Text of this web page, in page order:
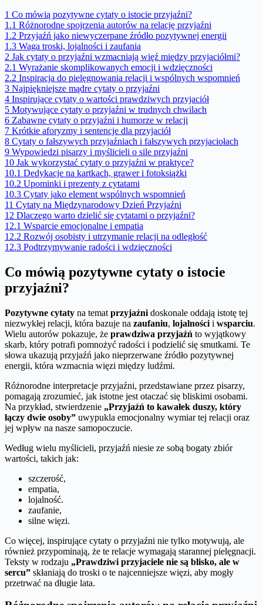
1 Co mówią pozytywne cytaty o istocie przyjaźni?
1.1 Różnorodne spojrzenia autorów na relację przyjaźni
1.2 Przyjaźń jako niewyczerpane źródło pozytywnej energii
1.3 Waga troski, lojalności i zaufania
2 Jak cytaty o przyjaźni wzmacniają więź między przyjaciółmi?
2.1 Wyrażanie skomplikowanych emocji i wdzięczności
2.2 Inspiracja do pielęgnowania relacji i wspólnych wspomnień
3 Najpiękniejsze mądre cytaty o przyjaźni
4 Inspirujące cytaty o wartości prawdziwych przyjaciół
5 Motywujące cytaty o przyjaźni w trudnych chwilach
6 Zabawne cytaty o przyjaźni i humorze w relacji
7 Krótkie aforyzmy i sentencje dla przyjaciół
8 Cytaty o fałszywych przyjaźniach i fałszywych przyjaciołach
9 Wypowiedzi pisarzy i myślicieli o sile przyjaźni
10 Jak wykorzystać cytaty o przyjaźni w praktyce?
10.1 Dedykacje na kartkach, grawer i fotoksiążki
10.2 Upominki i prezenty z cytatami
10.3 Cytaty jako element wspólnych wspomnień
11 Cytaty na Międzynarodowy Dzień Przyjaźni
12 Dlaczego warto dzielić się cytatami o przyjaźni?
12.1 Wsparcie emocjonalne i empatia
12.2 Rozwój osobisty i utrzymanie relacji na odległość
12.3 Podtrzymywanie radości i wdzięczności
Co mówią pozytywne cytaty o istocie
przyjaźni?
Pozytywne cytaty na temat przyjaźni doskonale oddają istotę tej
niezwykłej relacji, która bazuje na zaufaniu, lojalności i wsparciu.
Wielu autorów pokazuje, że prawdziwa przyjaźń to wyjątkowy
skarb, który potrafi pomnożyć radości i podzielić się smutkami. Te
słowa ukazują przyjaźń jako nieprzerwane źródło pozytywnej
energii, która wzmacnia więzi między ludźmi.
Różnorodne interpretacje przyjaźni, przedstawiane przez pisarzy,
pomagają zrozumieć, jak istotne jest otaczać się bliskimi osobami.
Na przykład, stwierdzenie „Przyjaźń to kawałek duszy, który
łączy dwie osoby” uwypukla emocjonalny wymiar tej relacji oraz
jej wpływ na nasze samopoczucie.
Według wielu myślicieli, przyjaźń niesie ze sobą bogaty zbiór
wartości, takich jak:
szczerość,
empatia,
lojalność.
zaufanie,
silne więzi.
Co więcej, inspirujące cytaty o przyjaźni nie tylko motywują, ale
również przypominają, że te relacje wymagają starannej pielęgnacji.
Teksty w rodzaju „Prawdziwi przyjaciele nie są blisko, ale w
sercu” skłaniają do troski o te najcenniejsze więzi, aby mogły
przetrwać na długie lata.